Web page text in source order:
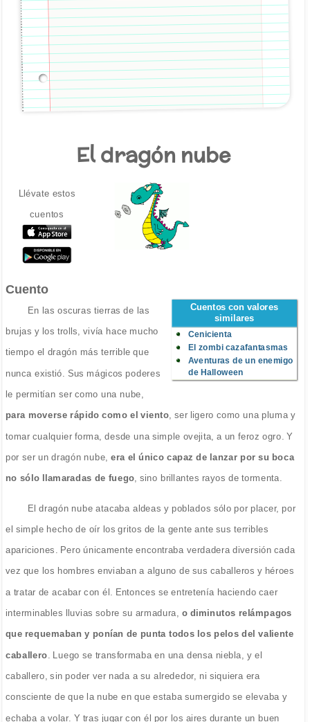
El dragón nube
Llévate estos
cuentos
Cuento
Cuentos con valores
similares
Cenicienta
El zombi cazafantasmas
Aventuras de un enemigo
de Halloween
En las oscuras tierras de las
brujas y los trolls, vivía hace mucho
tiempo el dragón más terrible que
nunca existió. Sus mágicos poderes
le permitían ser como una nube,
para moverse rápido como el viento, ser ligero como una pluma y
tomar cualquier forma, desde una simple ovejita, a un feroz ogro. Y
por ser un dragón nube, era el único capaz de lanzar por su boca
no sólo llamaradas de fuego, sino brillantes rayos de tormenta.
El dragón nube atacaba aldeas y poblados sólo por placer, por
el simple hecho de oír los gritos de la gente ante sus terribles
apariciones. Pero únicamente encontraba verdadera diversión cada
vez que los hombres enviaban a alguno de sus caballeros y héroes
a tratar de acabar con él. Entonces se entretenía haciendo caer
interminables lluvias sobre su armadura, o diminutos relámpagos
que requemaban y ponían de punta todos los pelos del valiente
caballero . Luego se transformaba en una densa niebla, y el
caballero, sin poder ver nada a su alrededor, ni siquiera era
consciente de que la nube en que estaba sumergido se elevaba y
echaba a volar. Y tras jugar con él por los aires durante un buen